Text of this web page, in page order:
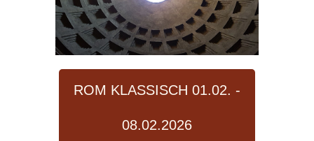
ROM KLASSISCH 01.02. -
08.02.2026